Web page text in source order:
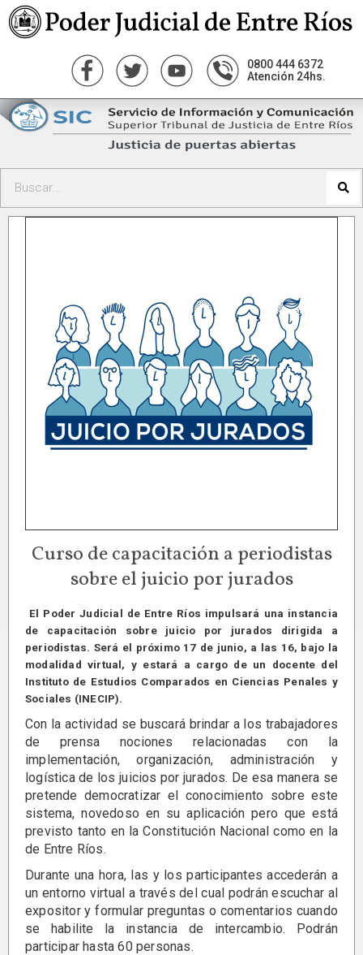
0800 444 6372
Atención 24hs.
Curso de capacitación a periodistas
sobre el juicio por jurados
El Poder Judicial de Entre Ríos impulsará una instancia
de capacitación sobre juicio por jurados dirigida a
periodistas. Será el próximo 17 de junio, a las 16, bajo la
modalidad virtual, y estará a cargo de un docente del
Instituto de Estudios Comparados en Ciencias Penales y
Sociales (INECIP).
Con la actividad se buscará brindar a los trabajadores
de prensa nociones relacionadas con la
implementación, organización, administración y
logística de los juicios por jurados. De esa manera se
pretende democratizar el conocimiento sobre este
sistema, novedoso en su aplicación pero que está
previsto tanto en la Constitución Nacional como en la
de Entre Ríos.
Durante una hora, las y los participantes accederán a
un entorno virtual a través del cual podrán escuchar al
expositor y formular preguntas o comentarios cuando
se habilite la instancia de intercambio. Podrán
participar hasta 60 personas.